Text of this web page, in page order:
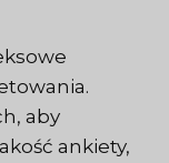
aby
ankiety,